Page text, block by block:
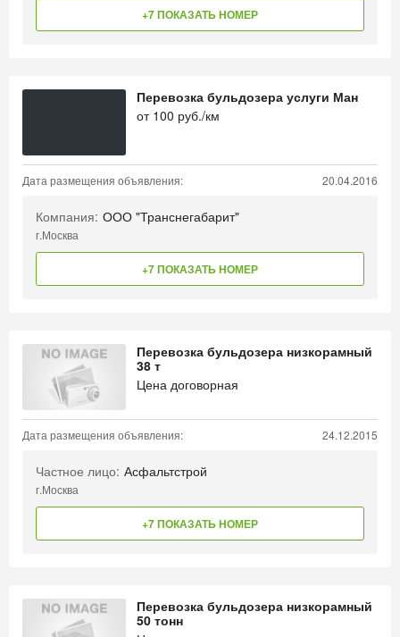
+7 ПОКАЗАТЬ НОМЕР
Перевозка бульдозера услуги Ман
от 100 руб./км
Дата размещения объявления: 20.04.2016
Компания: ООО "Транснегабарит"
г.Москва
+7 ПОКАЗАТЬ НОМЕР
Перевозка бульдозера низкорамный
38 т
Цена договорная
Дата размещения объявления: 24.12.2015
Частное лицо: Асфальтстрой
г.Москва
+7 ПОКАЗАТЬ НОМЕР
Перевозка бульдозера низкорамный
50 тонн